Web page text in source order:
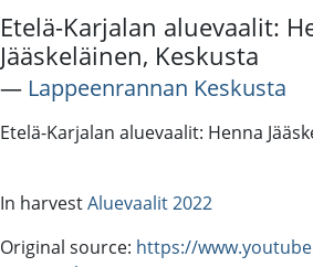
Etelä-Karjalan aluevaalit:
Jääskeläinen, Keskusta
― Lappeenrannan Keskusta
Etelä-Karjalan aluevaalit: Henna
In harvestAluevaalit 2022
Original source: https://